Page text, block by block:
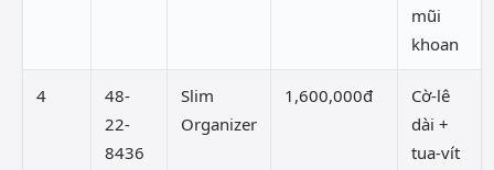
mũi
khoan
4
48-
22-
8436
Slim
Organizer
1,600,000đ
Cờ-lê
dài +
tua-vít